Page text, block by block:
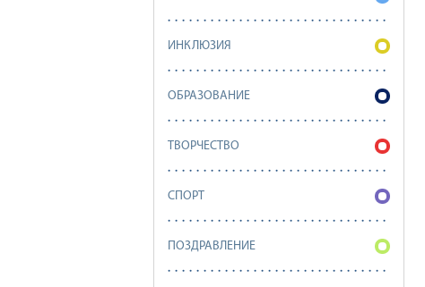
ИНКЛЮЗИЯ
ОБРАЗОВАНИЕ
ТВОРЧЕСТВО
СПОРТ
ПОЗДРАВЛЕНИЕ